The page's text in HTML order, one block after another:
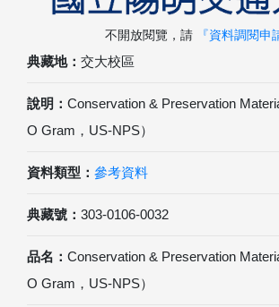
典藏地： 交大校區
說明： Conservation & Preservation
O Gram，US-NPS）
資料類型： 參考資料
典藏號： 303-0106-0032
品名： Conservation & Preservation
O Gram，US-NPS）
不開放閱覽，請 『資料調閱申